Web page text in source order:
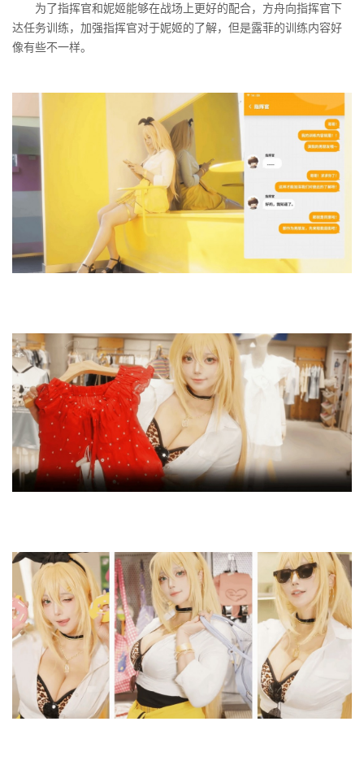
为了指挥官和妮姬能够在战场上更好的配合，方舟向指挥官下
达任务训练，加强指挥官对于妮姬的了解，但是露菲的训练内容好
像有些不一样。